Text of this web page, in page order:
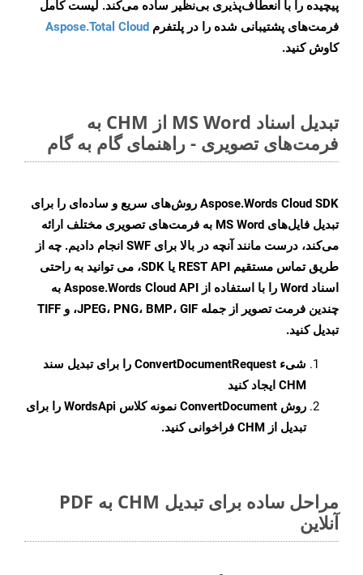
پیچیده را با انعطاف‌پذیری بی‌نظیر ساده می‌کند. لیست کامل
فرمت‌های پشتیبانی شده را در پلتفرم Aspose.Total Cloud
کاوش کنید.
تبدیل اسناد MS Word از CHM به
فرمت‌های تصویری - راهنمای گام به گام
Aspose.Words Cloud SDK روش‌های سریع و ساده‌ای را برای
تبدیل فایل‌های MS Word به فرمت‌های تصویری مختلف ارائه
می‌کند، درست مانند آنچه در بالا برای SWF انجام دادیم. چه از
طریق تماس مستقیم REST API یا SDK، می توانید به راحتی
اسناد Word را با استفاده از Aspose.Words Cloud API به
چندین فرمت تصویر از جمله JPEG، PNG، BMP، GIF، و TIFF
تبدیل کنید.
شیء ConvertDocumentRequest را برای تبدیل سند
CHM ایجاد کنید
روش ConvertDocument
نمونه کلاس WordsApi را برای
تبدیل از CHM فراخوانی کنید.
مراحل ساده برای تبدیل CHM به PDF
آنلاین